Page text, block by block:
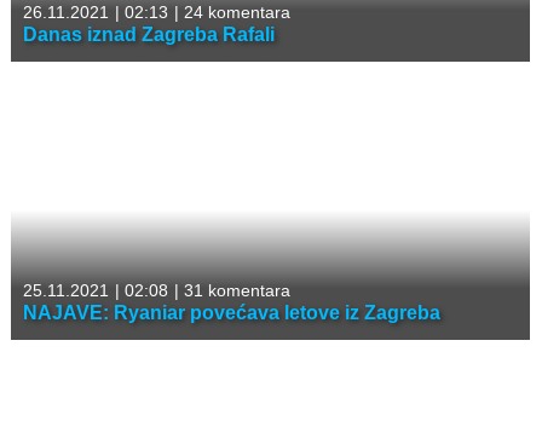
26.11.2021 | 02:13 | 24 komentara
Danas iznad Zagreba Rafali
25.11.2021 | 02:08 | 31 komentara
NAJAVE: Ryaniar povećava letove iz Zagreba